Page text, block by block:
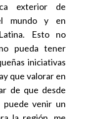
exterior de
mundo y en
Esto no
pueda tener
iniciativas
que valorar en
de que desde
puede venir un